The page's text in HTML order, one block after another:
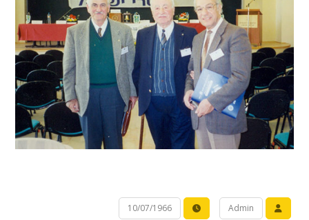
Admin
10/07/1966